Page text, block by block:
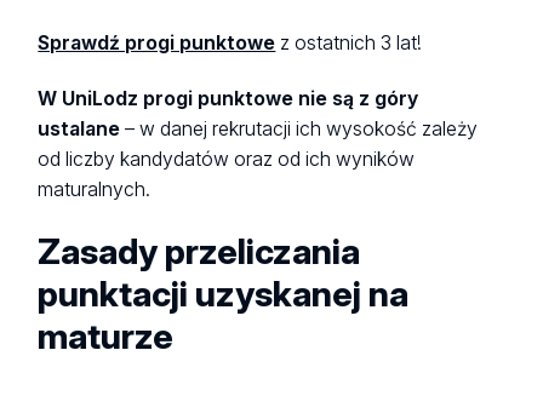
Sprawdź progi punktowe z ostatnich 3 lat!
W UniLodz progi punktowe nie są z góry
ustalane– w danej rekrutacji ich wysokość zależy
od liczby kandydatów oraz od ich wyników
maturalnych.
Zasady przeliczania
punktacji uzyskanej na
maturze